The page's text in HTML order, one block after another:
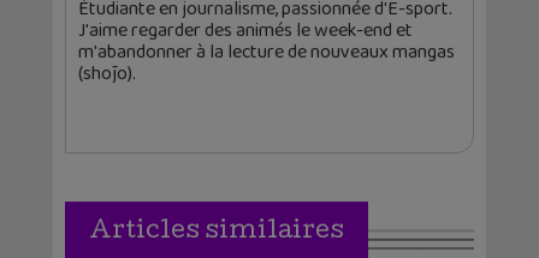
Étudiante en journalisme, passionnée d'E-sport.
J'aime regarder des animés le week-end et
m'abandonner à la lecture de nouveaux mangas
(shōjo).
Articles similaires